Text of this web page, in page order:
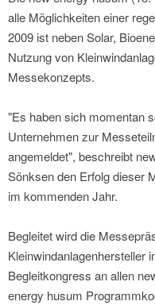
alle Möglichkeiten einer
2009 ist neben Solar,
Nutzung von
Messekonzepts.
"Es haben sich momentan
Unternehmen zur
angemeldet", beschreibt
Sönksen den Erfolg dieser
im kommenden Jahr.
Begleitet wird die
Kleinwindanlagenhersteller
Begleitkongress an allen
energy husum